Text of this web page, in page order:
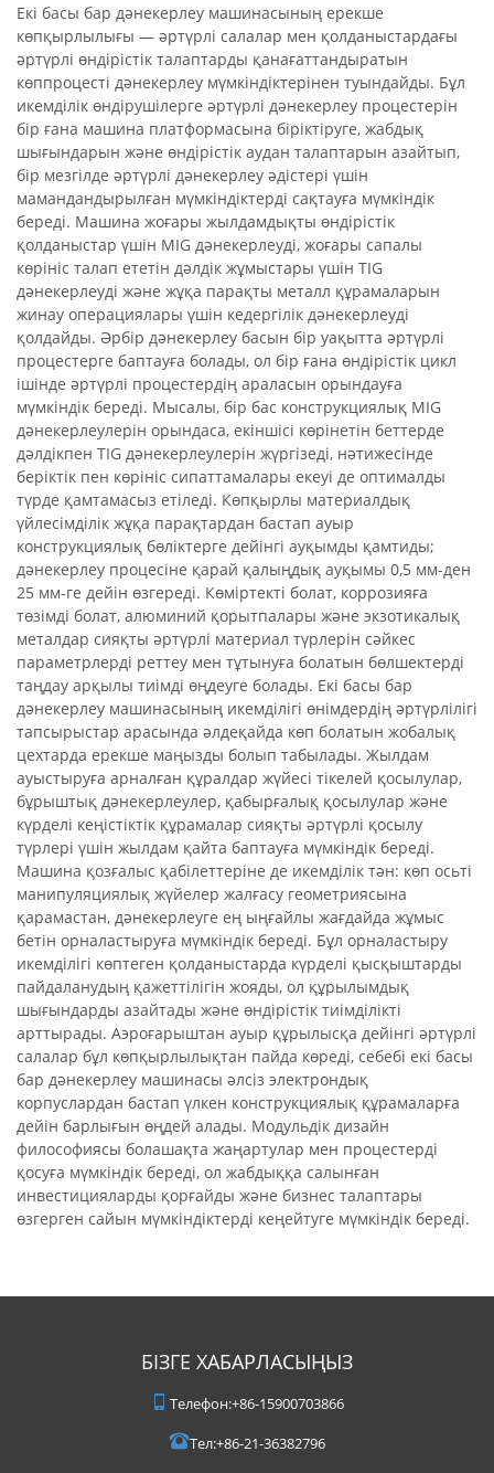
Екі басы бар дәнекерлеу машинасының ерекше
көпқырлылығы — әртүрлі салалар мен қолданыстардағы
әртүрлі өндірістік талаптарды қанағаттандыратын
көппроцесті дәнекерлеу мүмкіндіктерінен туындайды. Бұл
икемділік өндірушілерге әртүрлі дәнекерлеу процестерін
бір ғана машина платформасына біріктіруге, жабдық
шығындарын және өндірістік аудан талаптарын азайтып,
бір мезгілде әртүрлі дәнекерлеу әдістері үшін
мамандандырылған мүмкіндіктерді сақтауға мүмкіндік
береді. Машина жоғары жылдамдықты өндірістік
қолданыстар үшін MIG дәнекерлеуді, жоғары сапалы
көрініс талап ететін дәлдік жұмыстары үшін TIG
дәнекерлеуді және жұқа парақты металл құрамаларын
жинау операциялары үшін кедергілік дәнекерлеуді
қолдайды. Әрбір дәнекерлеу басын бір уақытта әртүрлі
процестерге баптауға болады, ол бір ғана өндірістік цикл
ішінде әртүрлі процестердің араласын орындауға
мүмкіндік береді. Мысалы, бір бас конструкциялық MIG
дәнекерлеулерін орындаса, екіншісі көрінетін беттерде
дәлдікпен TIG дәнекерлеулерін жүргізеді, нәтижесінде
беріктік пен көрініс сипаттамалары екеуі де оптималды
түрде қамтамасыз етіледі. Көпқырлы материалдық
үйлесімділік жұқа парақтардан бастап ауыр
конструкциялық бөліктерге дейінгі ауқымды қамтиды;
дәнекерлеу процесіне қарай қалыңдық ауқымы 0,5 мм-ден
25 мм-ге дейін өзгереді. Көміртекті болат, коррозияға
төзімді болат, алюминий қорытпалары және экзотикалық
металдар сияқты әртүрлі материал түрлерін сәйкес
параметрлерді реттеу мен тұтынуға болатын бөлшектерді
таңдау арқылы тиімді өңдеуге болады. Екі басы бар
дәнекерлеу машинасының икемділігі өнімдердің әртүрлілігі
тапсырыстар арасында әлдеқайда көп болатын жобалық
цехтарда ерекше маңызды болып табылады. Жылдам
ауыстыруға арналған құралдар жүйесі тікелей қосылулар,
бұрыштық дәнекерлеулер, қабырғалық қосылулар және
күрделі кеңістіктік құрамалар сияқты әртүрлі қосылу
түрлері үшін жылдам қайта баптауға мүмкіндік береді.
Машина қозғалыс қабілеттеріне де икемділік тән: көп осьті
манипуляциялық жүйелер жалғасу геометриясына
қарамастан, дәнекерлеуге ең ыңғайлы жағдайда жұмыс
бетін орналастыруға мүмкіндік береді. Бұл орналастыру
икемділігі көптеген қолданыстарда күрделі қысқыштарды
пайдаланудың қажеттілігін жояды, ол құрылымдық
шығындарды азайтады және өндірістік тиімділікті
арттырады. Аэроғарыштан ауыр құрылысқа дейінгі әртүрлі
салалар бұл көпқырлылықтан пайда көреді, себебі екі басы
бар дәнекерлеу машинасы әлсіз электрондық
корпуслардан бастап үлкен конструкциялық құрамаларға
дейін барлығын өңдей алады. Модульдік дизайн
философиясы болашақта жаңартулар мен процестерді
қосуға мүмкіндік береді, ол жабдыққа салынған
инвестицияларды қорғайды және бизнес талаптары
өзгерген сайын мүмкіндіктерді кеңейтуге мүмкіндік береді.
БІЗГЕ ХАБАРЛАСЫҢЫЗ
Телефон:+86-15900703866
Тел:+86-21-36382796